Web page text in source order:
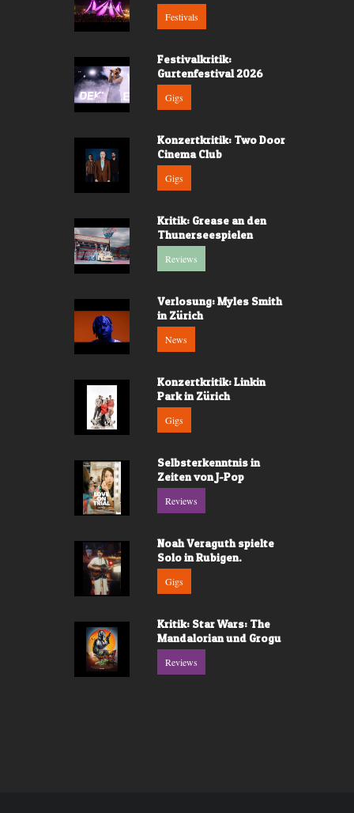
Festivals
Festivalkritik:
Gurtenfestival 2026
Gigs
Konzertkritik: Two Door
Cinema Club
Gigs
Kritik: Grease an den
Thunerseespielen
Reviews
Verlosung: Myles Smith
in Zürich
News
Konzertkritik: Linkin
Park in Zürich
Gigs
Selbsterkenntnis in
Zeiten von J-Pop
Reviews
Noah Veraguth spielte
Solo in Rubigen.
Gigs
Kritik: Star Wars: The
Mandalorian und Grogu
Reviews